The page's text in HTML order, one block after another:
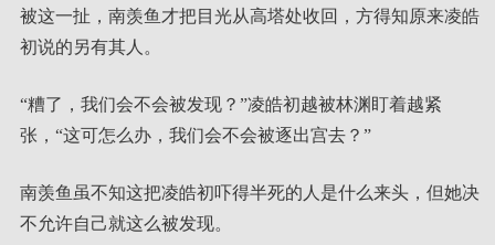
被这一扯，南羡鱼才把目光从高塔处收回，方得知原来凌皓
初说的另有其人。
“糟了，我们会不会被发现？”凌皓初越被林渊盯着越紧
张，“这可怎么办，我们会不会被逐出宫去？”
南羡鱼虽不知这把凌皓初吓得半死的人是什么来头，但她决
不允许自己就这么被发现。